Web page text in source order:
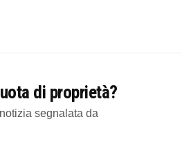
di proprietà?
segnalata da